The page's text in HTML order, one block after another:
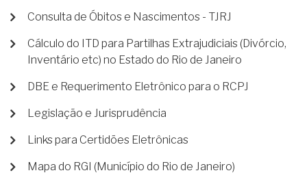
Consulta de Óbitos e Nascimentos - TJRJ
Cálculo do ITD para Partilhas Extrajudiciais (Divórcio,
Inventário etc) no Estado do Rio de Janeiro
DBE e Requerimento Eletrônico para o RCPJ
Legislação e Jurisprudência
Links para Certidões Eletrônicas
Mapa do RGI (Município do Rio de Janeiro)